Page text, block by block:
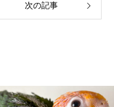
次の記事